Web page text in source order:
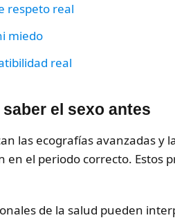
respeto real
miedo
real
el sexo antes
las ecografías avanzadas
en el periodo correcto.
de la salud pueden